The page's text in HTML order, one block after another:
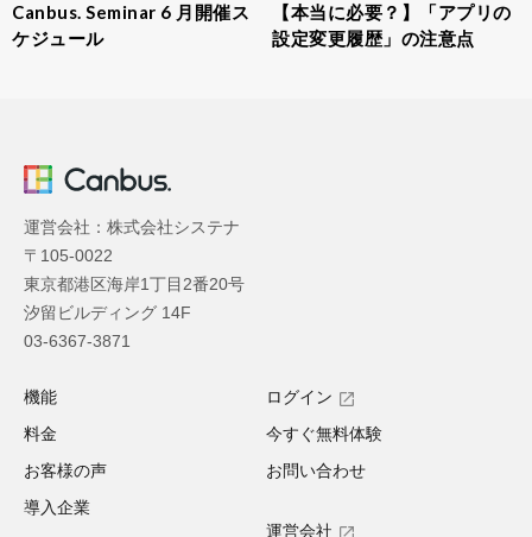
Canbus. Seminar 6 月開催ス
ケジュール
【本当に必要？】「アプリの
設定変更履歴」の注意点
運営会社：株式会社システナ
〒105-0022
東京都港区海岸1丁目2番20号
汐留ビルディング 14F
03-6367-3871
機能
料金
お客様の声
導入企業
ログイン
今すぐ無料体験
お問い合わせ
運営会社